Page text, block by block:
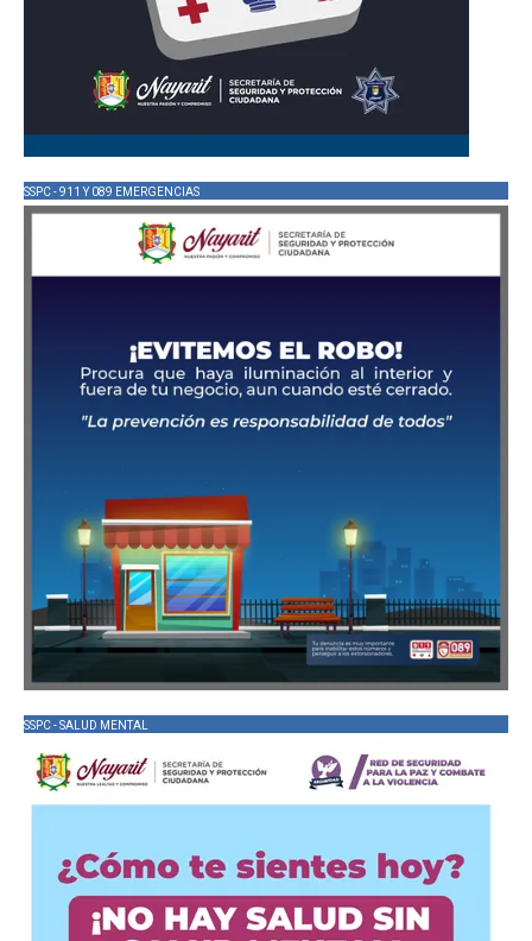
SSPC - 911 Y 089 EMERGENCIAS
SSPC - SALUD MENTAL